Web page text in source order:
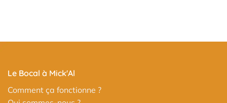
Le Bocal à Mick'Al
Comment ça fonctionne ?